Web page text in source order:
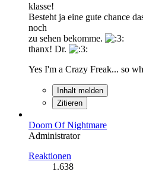
klasse!
Besteht ja eine gute chance
noch
zu sehen bekomme.
thanx! Dr.
Yes I'm a Crazy Freak... so
Inhalt melden
Zitieren
Doom Of Nightmare
Administrator
Reaktionen
1.638